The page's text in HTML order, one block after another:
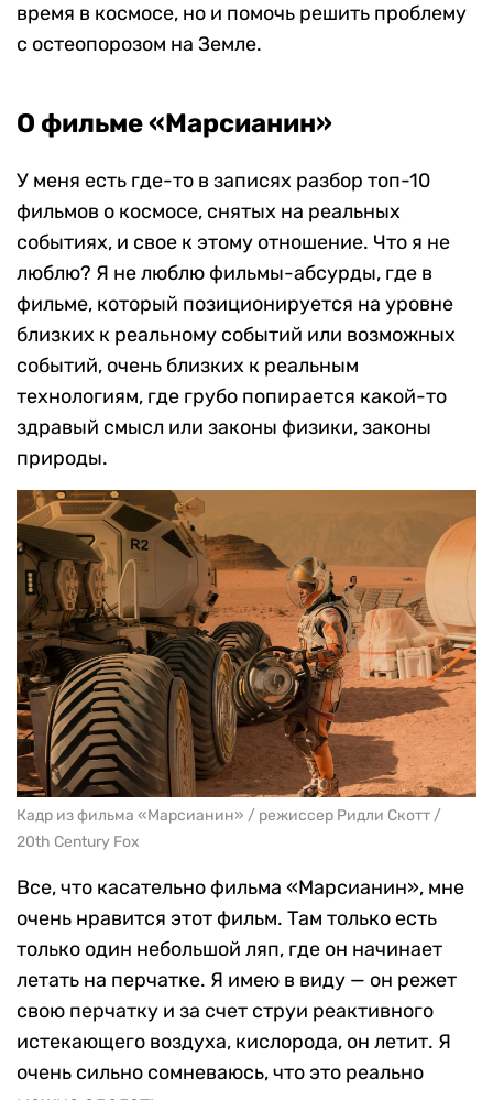
время в космосе, но и помочь решить проблему
с остеопорозом на Земле.
О фильме «Марсианин»
У меня есть где-то в записях разбор топ-10
фильмов о космосе, снятых на реальных
событиях, и свое к этому отношение. Что я не
люблю? Я не люблю фильмы-абсурды, где в
фильме, который позиционируется на уровне
близких к реальному событий или возможных
событий, очень близких к реальным
технологиям, где грубо попирается какой-то
здравый смысл или законы физики, законы
природы.
Кадр из фильма «Марсианин» / режиссер Ридли Скотт /
20th Century Fox
Все, что касательно фильма «Марсианин», мне
очень нравится этот фильм. Там только есть
только один небольшой ляп, где он начинает
летать на перчатке. Я имею в виду — он режет
свою перчатку и за счет струи реактивного
истекающего воздуха, кислорода, он летит. Я
очень сильно сомневаюсь, что это реально